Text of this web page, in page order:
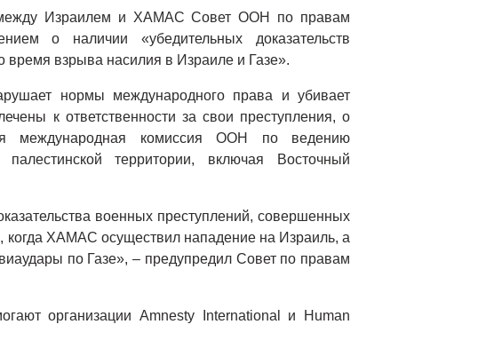
Израилем и ХАМАС Совет ООН по правам
о наличии «убедительных доказательств
взрыва насилия в Израиле и Газе».
нормы международного права и убивает
к ответственности за свои преступления, о
международная комиссия ООН по ведению
территории, включая Восточный
военных преступлений, совершенных
когда ХАМАС осуществил нападение на Израиль, а
по Газе», – предупредил Совет по правам
организации Amnesty International и Human